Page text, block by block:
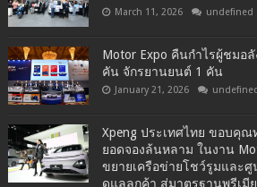
March 11, 2026 undefined
Motor Expo คืนกำไรผู้ชมอ
คัน จักรยานยนต์ 1 คัน
January 21, 2026 undefined
Xpeng ประเทศไทย ขอบคุณ
ยอดจองล้นหลาม ในงาน
ขยายเครือข่ายโชว์รูมและศู
ดูแลลูกค้า สู่มาตรฐานพรีเมี